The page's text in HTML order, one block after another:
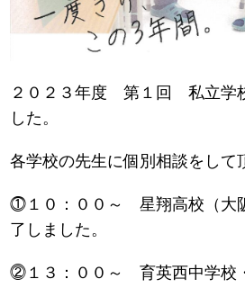
２０２３年度 第１回 私立学
した。
各学校の先生に個別相談をして
⓵１０：００～ 星翔高校（大
了しました。
⓶１３：００～ 育英西中学校